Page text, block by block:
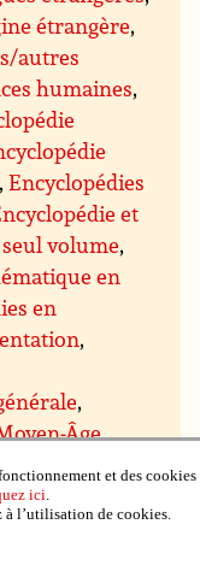
étrangère,
autres
humaines,
,Encyclopédies
et
volume,
en
en
,
,
Âge,
avant 1945,
,Romans
de genre,
et des cookies
ici.
l’utilisation de cookies.